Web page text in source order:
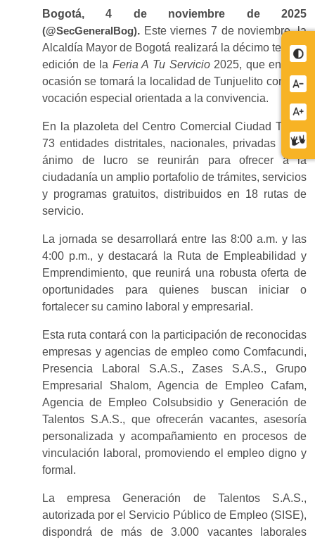
letra
letra
de
Bogotá, 4 de noviembre de 2025
(@SecGeneralBog). Este viernes 7 de noviembre, la
Alcaldía Mayor de Bogotá realizará la décimo tercera
edición de la Feria A Tu Servicio2025, que en esta
ocasión se tomará la localidad de Tunjuelito con una
vocación especial orientada a la convivencia.
En la plazoleta del Centro Comercial Ciudad Tunal,
73 entidades distritales, nacionales, privadas y sin
ánimo de lucro se reunirán para ofrecer a la
ciudadanía un amplio portafolio de trámites, servicios
y programas gratuitos, distribuidos en 18 rutas de
servicio.
La jornada se desarrollará entre las 8:00 a.m. y las
4:00 p.m., y destacará la Ruta de Empleabilidad y
Emprendimiento, que reunirá una robusta oferta de
oportunidades para quienes buscan iniciar o
fortalecer su camino laboral y empresarial.
Esta ruta contará con la participación de reconocidas
empresas y agencias de empleo como Comfacundi,
Presencia Laboral S.A.S., Zases S.A.S., Grupo
Empresarial Shalom, Agencia de Empleo Cafam,
Agencia de Empleo Colsubsidio y Generación de
Talentos S.A.S., que ofrecerán vacantes, asesoría
personalizada y acompañamiento en procesos de
vinculación laboral, promoviendo el empleo digno y
formal.
La empresa Generación de Talentos S.A.S.,
autorizada por el Servicio Público de Empleo (SISE),
dispondrá de más de 3.000 vacantes laborales